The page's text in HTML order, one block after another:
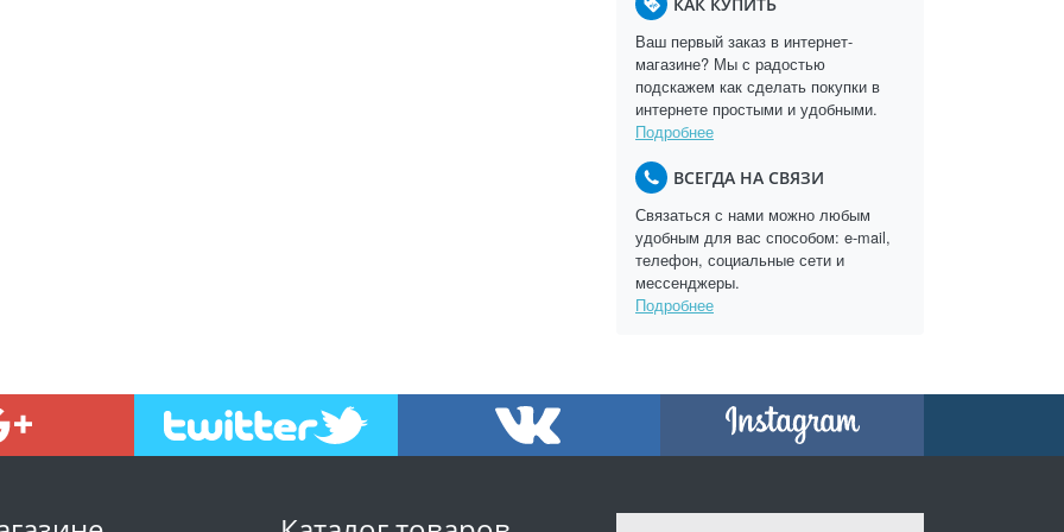
Ваш первый заказ в интернет-
магазине? Мы с радостью
подскажем как сделать покупки в
интернете простыми и удобными.
Подробнее
ВСЕГДА НА СВЯЗИ
Связаться с нами можно любым
удобным для вас способом: e-mail,
телефон, социальные сети и
мессенджеры.
Подробнее